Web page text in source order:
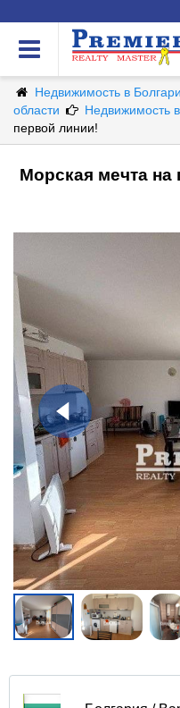
Недвижимость в
области
Недвижимость
первой линии!
Морская мечта на